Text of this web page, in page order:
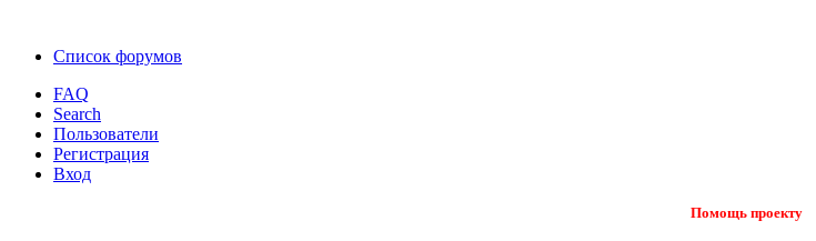
Список форумов
FAQ
Search
Пользователи
Регистрация
Вход
Помощь проекту